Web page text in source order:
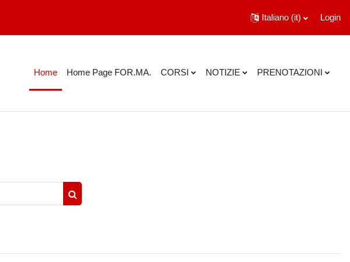
Italiano ‎(it)‎ Login
Home Home Page FOR.MA. CORSI NOTIZIE PRENOTAZIONI
Cerca corsi